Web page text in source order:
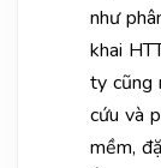
như
khai
ty cũng
cứu và
mềm,